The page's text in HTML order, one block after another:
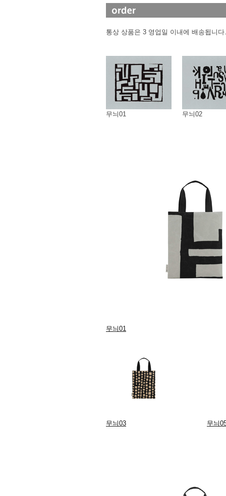
통상 상품은 3 영업일 이내에 배송됩니
무늬01 무늬02
무늬01
무늬03 무늬